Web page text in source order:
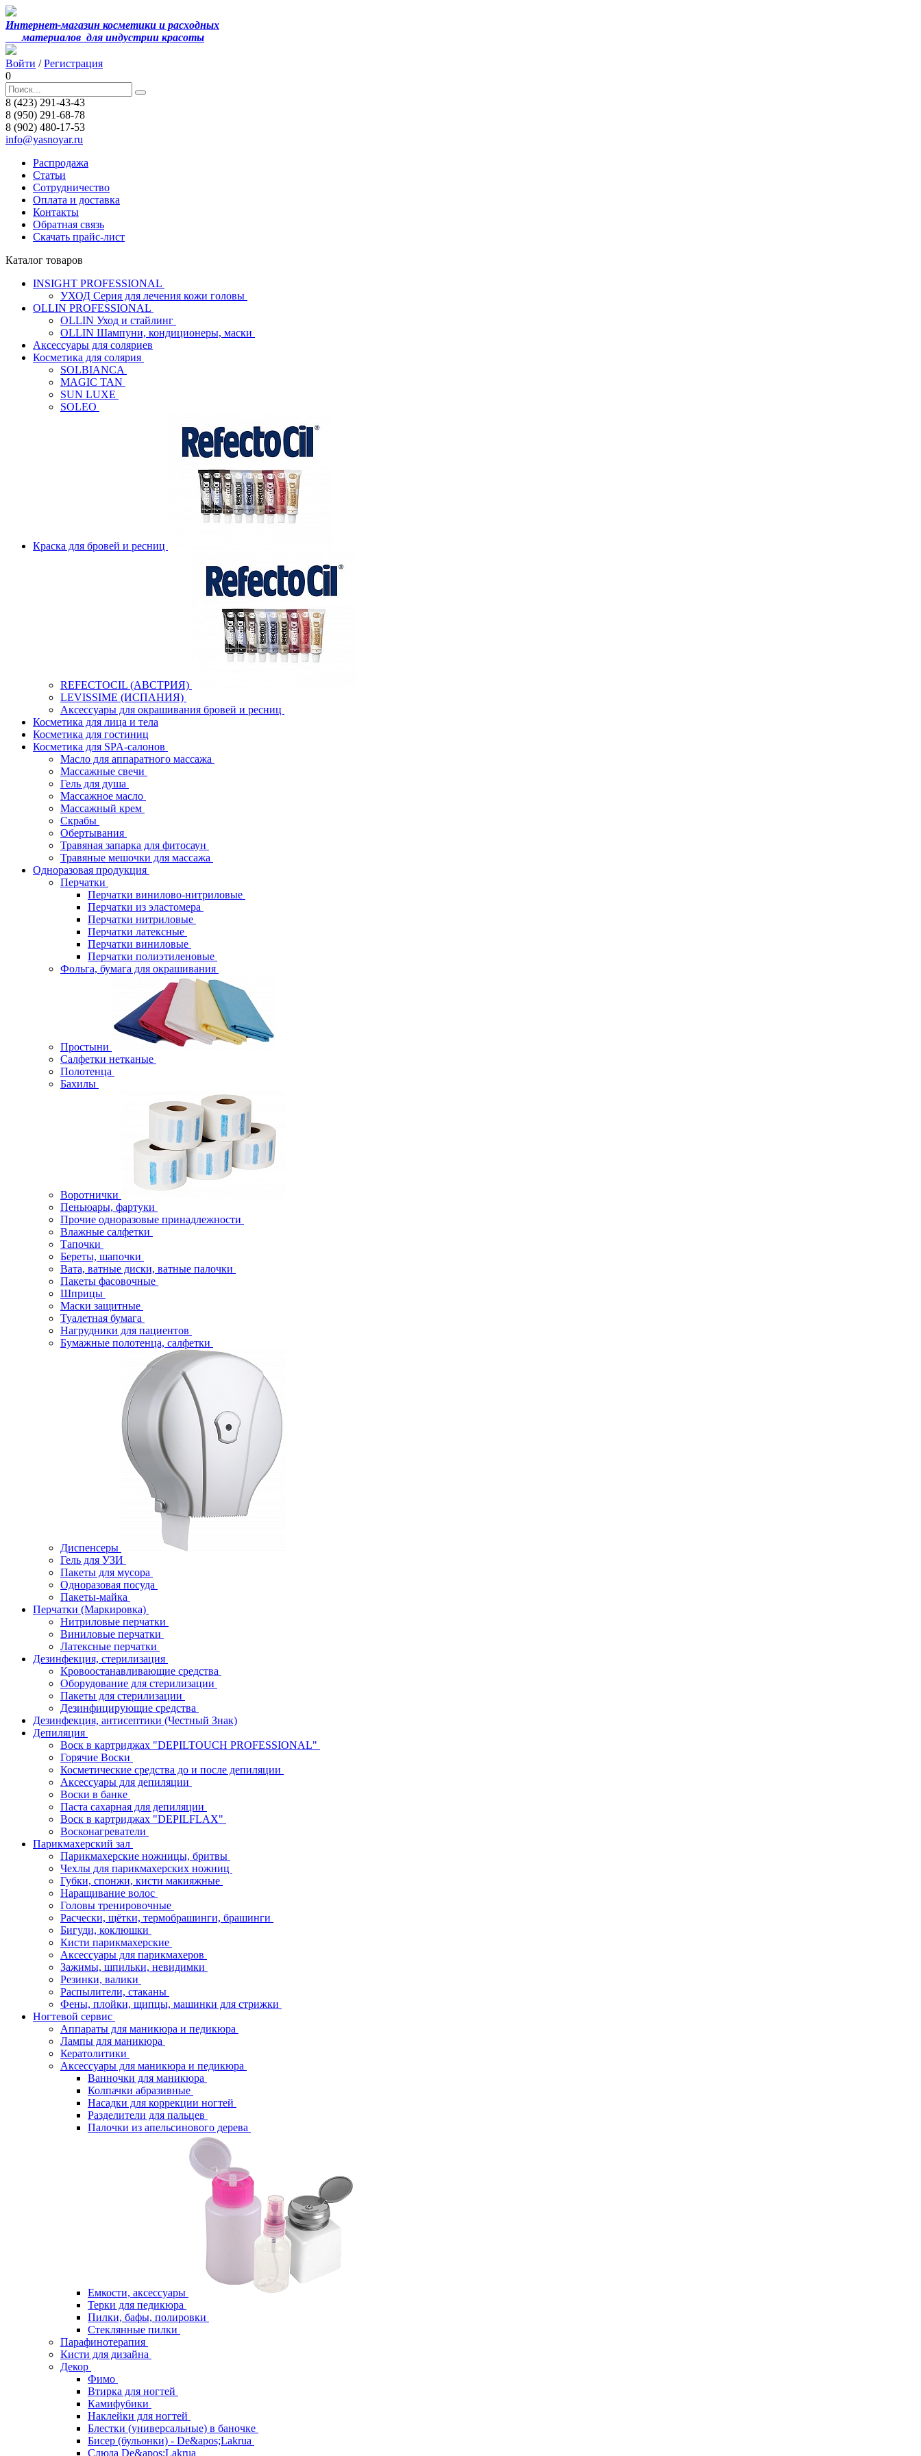
Интернет-магазин косметики и расходных
материалов для индустрии красоты
Войти /Регистрация
0
8 (423) 291-43-43
8 (950) 291-68-78
8 (902) 480-17-53
info@yasnoyar.ru
Распродажа
Статьи
Сотрудничество
Оплата и доставка
Контакты
Обратная связь
Скачать прайс-лист
Каталог товаров
INSIGHT PROFESSIONAL
УХОД Серия для лечения кожи головы
OLLIN PROFESSIONAL
OLLIN Уход и стайлинг
OLLIN Шампуни, кондиционеры, маски
Аксессуары для соляриев
Косметика для солярия
SOLBIANCA
MAGIC TAN
SUN LUXE
SOLEO
Краска для бровей и ресниц
REFECTOCIL (АВСТРИЯ)
LEVISSIME (ИСПАНИЯ)
Аксессуары для окрашивания бровей и ресниц
Косметика для лица и тела
Косметика для гостиниц
Косметика для SPA-салонов
Масло для аппаратного массажа
Массажные свечи
Гель для душа
Массажное масло
Массажный крем
Скрабы
Обертывания
Травяная запарка для фитосаун
Травяные мешочки для массажа
Одноразовая продукция
Перчатки
Перчатки винилово-нитриловые
Перчатки из эластомера
Перчатки нитриловые
Перчатки латексные
Перчатки виниловые
Перчатки полиэтиленовые
Фольга, бумага для окрашивания
Простыни
Салфетки нетканые
Полотенца
Бахилы
Воротнички
Пеньюары, фартуки
Прочие одноразовые принадлежности
Влажные салфетки
Тапочки
Береты, шапочки
Вата, ватные диски, ватные палочки
Пакеты фасовочные
Шприцы
Маски защитные
Туалетная бумага
Нагрудники для пациентов
Бумажные полотенца, салфетки
Диспенсеры
Гель для УЗИ
Пакеты для мусора
Одноразовая посуда
Пакеты-майка
Перчатки (Маркировка)
Нитриловые перчатки
Виниловые перчатки
Латексные перчатки
Дезинфекция, стерилизация
Кровоостанавливающие средства
Оборудование для стерилизации
Пакеты для стерилизации
Дезинфицирующие средства
Дезинфекция, антисептики (Честный Знак)
Депиляция
Воск в картриджах "DEPILTOUCH PROFESSIONAL"
Горячие Воски
Косметические средства до и после депиляции
Аксессуары для депиляции
Воски в банке
Паста сахарная для депиляции
Воск в картриджах "DEPILFLAX"
Восконагреватели
Парикмахерский зал
Парикмахерские ножницы, бритвы
Чехлы для парикмахерских ножниц
Губки, спонжи, кисти макияжные
Наращивание волос
Головы тренировочные
Расчески, щётки, термобрашинги, брашинги
Бигуди, коклюшки
Кисти парикмахерские
Аксессуары для парикмахеров
Зажимы, шпильки, невидимки
Резинки, валики
Распылители, стаканы
Фены, плойки, щипцы, машинки для стрижки
Ногтевой сервис
Аппараты для маникюра и педикюра
Лампы для маникюра
Кератолитики
Аксессуары для маникюра и педикюра
Ванночки для маникюра
Колпачки абразивные
Насадки для коррекции ногтей
Разделители для пальцев
Палочки из апельсинового дерева
Емкости, аксессуары
Терки для педикюра
Пилки, бафы, полировки
Стеклянные пилки
Парафинотерапия
Кисти для дизайна
Декор
Фимо
Втирка для ногтей
Камифубики
Наклейки для ногтей
Блестки (универсальные) в баночке
Бисер (бульонки) - De&apos;Lakrua
Слюда De&apos;Lakrua